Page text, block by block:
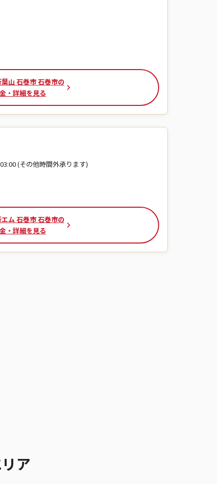
山 石巻市 石巻市の
・詳細を見る
(その他時間外承ります)
ム 石巻市 石巻市の
・詳細を見る
ア